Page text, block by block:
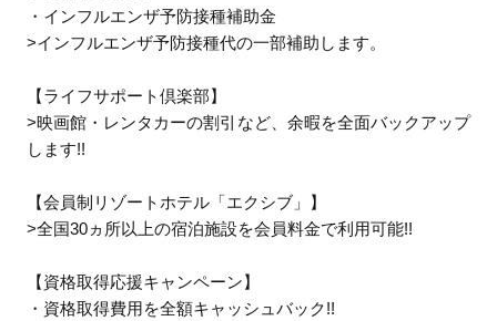
・インフルエンザ予防接種補助金
>インフルエンザ予防接種代の一部補助します。
【ライフサポート倶楽部】
>映画館・レンタカーの割引など、余暇を全面バックアップ
します!!
【会員制リゾートホテル「エクシブ」】
>全国30ヵ所以上の宿泊施設を会員料金で利用可能!!
【資格取得応援キャンペーン】
・資格取得費用を全額キャッシュバック!!